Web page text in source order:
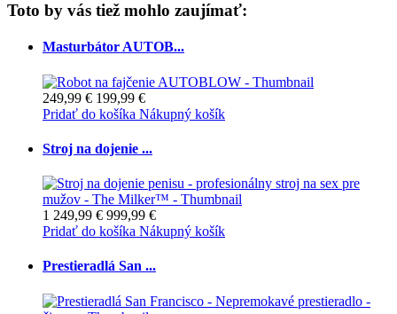
Toto by vás tiež mohlo zaujímať:
Masturbátor AUTOB...
249,99 € 199,99 €
Pridať do košíka Nákupný košík
Stroj na dojenie ...
1 249,99 € 999,99 €
Pridať do košíka Nákupný košík
Prestieradlá San ...